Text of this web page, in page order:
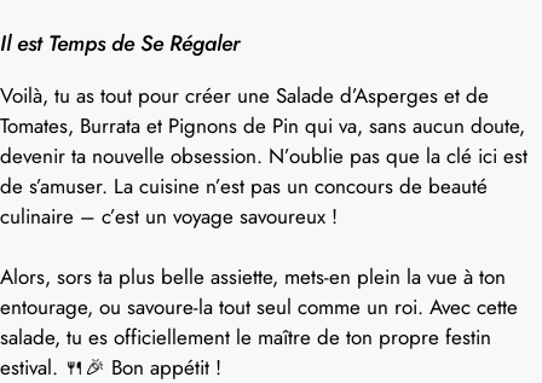
Il est Temps de Se Régaler
Voilà, tu as tout pour créer une Salade d’Asperges et de
Tomates, Burrata et Pignons de Pin qui va, sans aucun doute,
devenir ta nouvelle obsession. N’oublie pas que la clé ici est
de s’amuser. La cuisine n’est pas un concours de beauté
culinaire – c’est un voyage savoureux !
Alors, sors ta plus belle assiette, mets-en plein la vue à ton
entourage, ou savoure-la tout seul comme un roi. Avec cette
salade, tu es officiellement le maître de ton propre festin
estival. 🍴🎉 Bon appétit !